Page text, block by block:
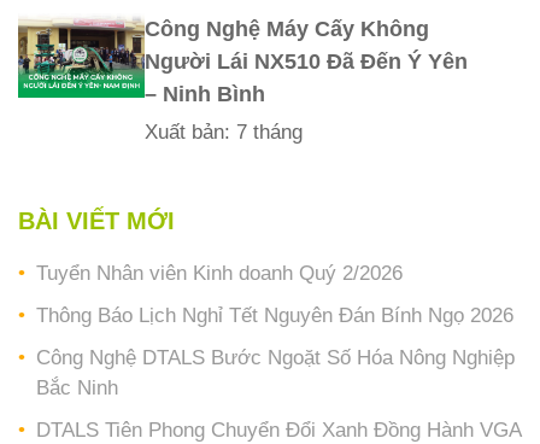
Công Nghệ Máy Cấy Không
Người Lái NX510 Đã Đến Ý Yên
– Ninh Bình
Xuất bản: 7 tháng
BÀI VIẾT MỚI
Tuyển Nhân viên Kinh doanh Quý 2/2026
Thông Báo Lịch Nghỉ Tết Nguyên Đán Bính Ngọ 2026
Công Nghệ DTALS Bước Ngoặt Số Hóa Nông Nghiệp
Bắc Ninh
DTALS Tiên Phong Chuyển Đổi Xanh Đồng Hành VGA